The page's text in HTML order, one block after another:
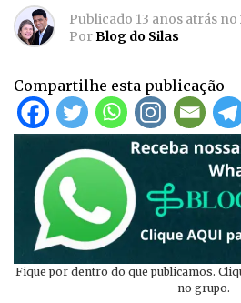
Publicado 13 anos atrás no
PorBlog do Silas
Compartilhe esta publicação
Fique por dentro do que publicamos.
no grupo.